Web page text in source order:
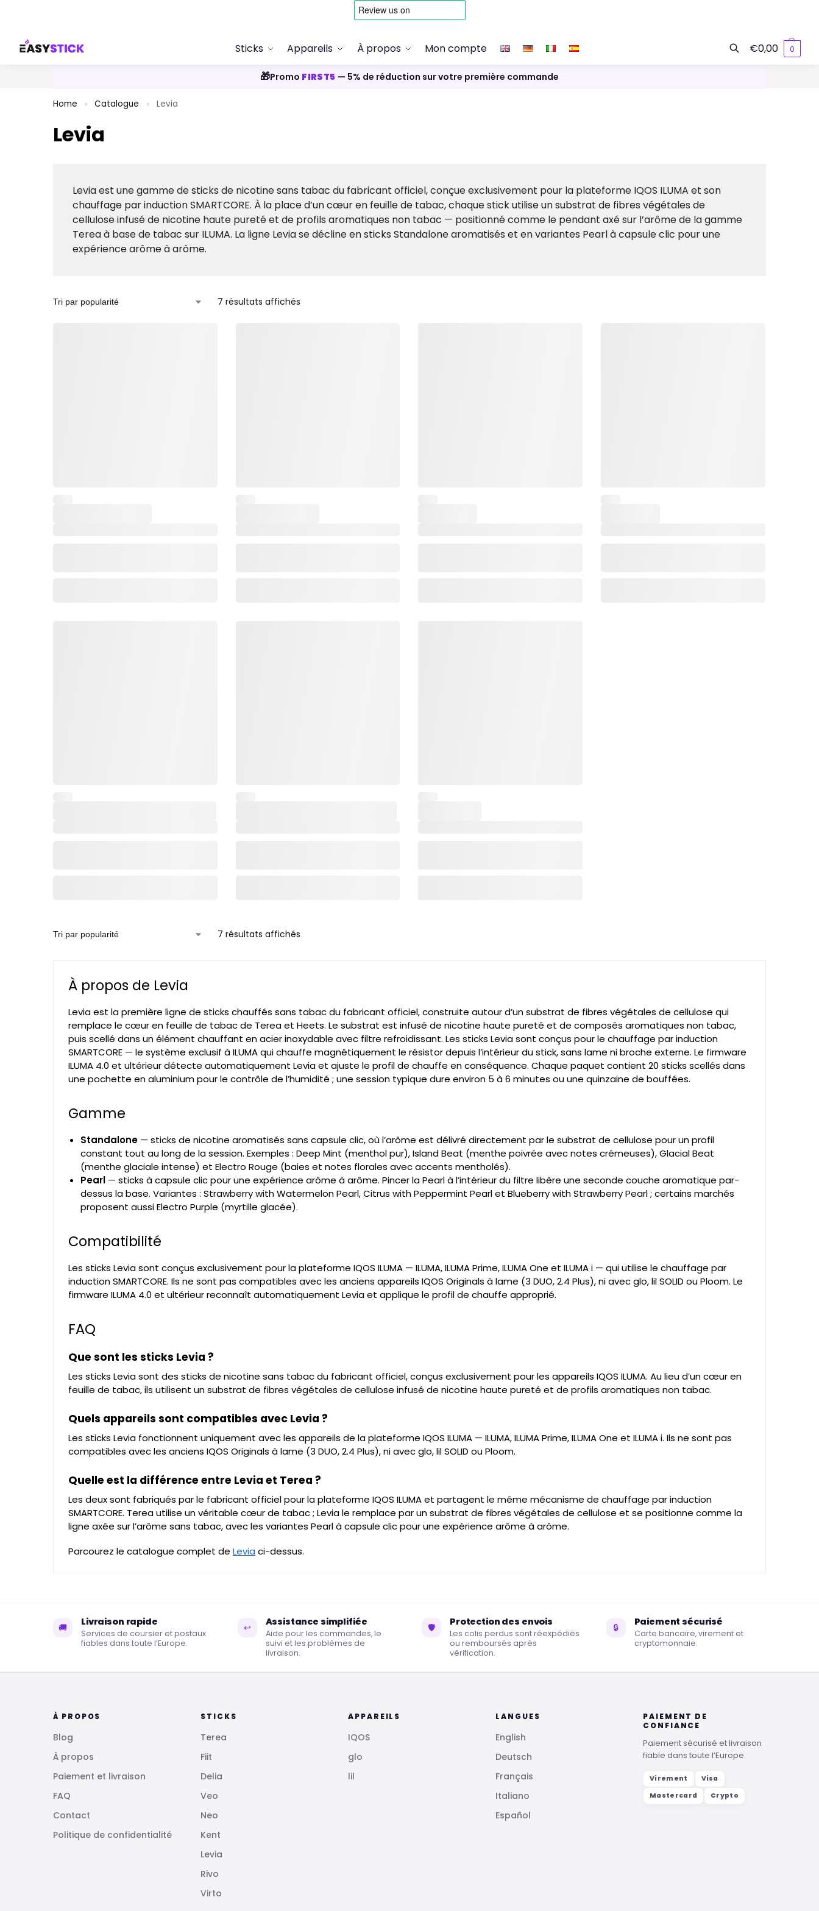
Sticks Appareils À propos Mon compte €0,00 0
🎁Promo FIRST5 — 5% de réduction sur votre première commande
Home » Catalogue » Levia
Levia
Levia est une gamme de sticks de nicotine sans tabac du fabricant officiel, conçue exclusivement pour la plateforme IQOS ILUMA et son
chauffage par induction SMARTCORE. À la place d’un cœur en feuille de tabac, chaque stick utilise un substrat de fibres végétales de
cellulose infusé de nicotine haute pureté et de profils aromatiques non tabac — positionné comme le pendant axé sur l’arôme de la gamme
Terea à base de tabac sur ILUMA. La ligne Levia se décline en sticks Standalone aromatisés et en variantes Pearl à capsule clic pour une
expérience arôme à arôme.
7 résultats affichés
7 résultats affichés
À propos de Levia
Levia est la première ligne de sticks chauffés sans tabac du fabricant officiel, construite autour d’un substrat de fibres végétales de cellulose qui
remplace le cœur en feuille de tabac de Terea et Heets. Le substrat est infusé de nicotine haute pureté et de composés aromatiques non tabac,
puis scellé dans un élément chauffant en acier inoxydable avec filtre refroidissant. Les sticks Levia sont conçus pour le chauffage par induction
SMARTCORE — le système exclusif à ILUMA qui chauffe magnétiquement le résistor depuis l’intérieur du stick, sans lame ni broche externe. Le firmware
ILUMA 4.0 et ultérieur détecte automatiquement Levia et ajuste le profil de chauffe en conséquence. Chaque paquet contient 20 sticks scellés dans
une pochette en aluminium pour le contrôle de l’humidité ; une session typique dure environ 5 à 6 minutes ou une quinzaine de bouffées.
Gamme
Standalone — sticks de nicotine aromatisés sans capsule clic, où l’arôme est délivré directement par le substrat de cellulose pour un profil
constant tout au long de la session. Exemples : Deep Mint (menthol pur), Island Beat (menthe poivrée avec notes crémeuses), Glacial Beat
(menthe glaciale intense) et Electro Rouge (baies et notes florales avec accents mentholés).
Pearl — sticks à capsule clic pour une expérience arôme à arôme. Pincer la Pearl à l’intérieur du filtre libère une seconde couche aromatique par-
dessus la base. Variantes : Strawberry with Watermelon Pearl, Citrus with Peppermint Pearl et Blueberry with Strawberry Pearl ; certains marchés
proposent aussi Electro Purple (myrtille glacée).
Compatibilité
Les sticks Levia sont conçus exclusivement pour la plateforme IQOS ILUMA — ILUMA, ILUMA Prime, ILUMA One et ILUMA i — qui utilise le chauffage par
induction SMARTCORE. Ils ne sont pas compatibles avec les anciens appareils IQOS Originals à lame (3 DUO, 2.4 Plus), ni avec glo, lil SOLID ou Ploom. Le
firmware ILUMA 4.0 et ultérieur reconnaît automatiquement Levia et applique le profil de chauffe approprié.
FAQ
Que sont les sticks Levia ?
Les sticks Levia sont des sticks de nicotine sans tabac du fabricant officiel, conçus exclusivement pour les appareils IQOS ILUMA. Au lieu d’un cœur en
feuille de tabac, ils utilisent un substrat de fibres végétales de cellulose infusé de nicotine haute pureté et de profils aromatiques non tabac.
Quels appareils sont compatibles avec Levia ?
Les sticks Levia fonctionnent uniquement avec les appareils de la plateforme IQOS ILUMA — ILUMA, ILUMA Prime, ILUMA One et ILUMA i. Ils ne sont pas
compatibles avec les anciens IQOS Originals à lame (3 DUO, 2.4 Plus), ni avec glo, lil SOLID ou Ploom.
Quelle est la différence entre Levia et Terea ?
Les deux sont fabriqués par le fabricant officiel pour la plateforme IQOS ILUMA et partagent le même mécanisme de chauffage par induction
SMARTCORE. Terea utilise un véritable cœur de tabac ; Levia le remplace par un substrat de fibres végétales de cellulose et se positionne comme la
ligne axée sur l’arôme sans tabac, avec les variantes Pearl à capsule clic pour une expérience arôme à arôme.
Parcourez le catalogue complet de Levia ci-dessus.
🚚 Livraison rapide
Services de coursier et postaux
fiables dans toute l’Europe.
↩ Assistance simplifiée
Aide pour les commandes, le
suivi et les problèmes de
livraison.
🛡 Protection des envois
Les colis perdus sont réexpédiés
ou remboursés après
vérification.
🔒 Paiement sécurisé
Carte bancaire, virement et
cryptomonnaie.
À PROPOS
Blog
À propos
Paiement et livraison
FAQ
Contact
Politique de confidentialité
STICKS
Terea
Fiit
Delia
Veo
Neo
Kent
Levia
Rivo
Virto
APPAREILS
IQOS
glo
lil
LANGUES
English
Deutsch
Français
Italiano
Español
PAIEMENT DE
CONFIANCE
Paiement sécurisé et livraison
fiable dans toute l’Europe.
Virement
Visa
Mastercard
Crypto